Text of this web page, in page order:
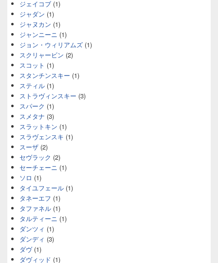
ジェイコブ (1)
ジャダン (1)
ジャヌカン (1)
ジャンニーニ (1)
ジョン・ウィリアムズ (1)
スクリャービン (2)
スコット (1)
スタンチンスキー (1)
スティル (1)
ストラヴィンスキー (3)
スパーク (1)
スメタナ (3)
スラットキン (1)
スラヴェンスキ (1)
スーザ (2)
セヴラック (2)
セーチェーニ (1)
ソロ (1)
タイユフェール (1)
タネーエフ (1)
タファネル (1)
タルティーニ (1)
ダンツィ (1)
ダンディ (3)
ダヴ(1)
ダヴィッド (1)